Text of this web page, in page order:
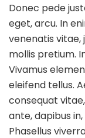
Donec pede
eget, arcu. In
venenatis vitae,
mollis pretium.
Vivamus
eleifend tellus.
consequat
ante, dapibus
Phasellus